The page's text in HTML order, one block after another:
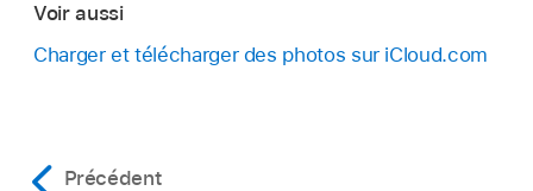
Voir aussi
Charger et télécharger des photos sur iCloud.com
Précédent